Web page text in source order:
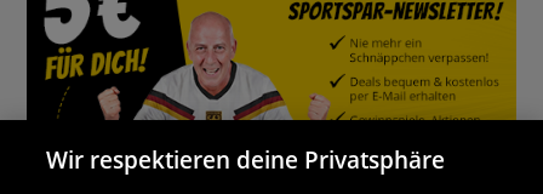
Wir respektieren deine Privatsphäre